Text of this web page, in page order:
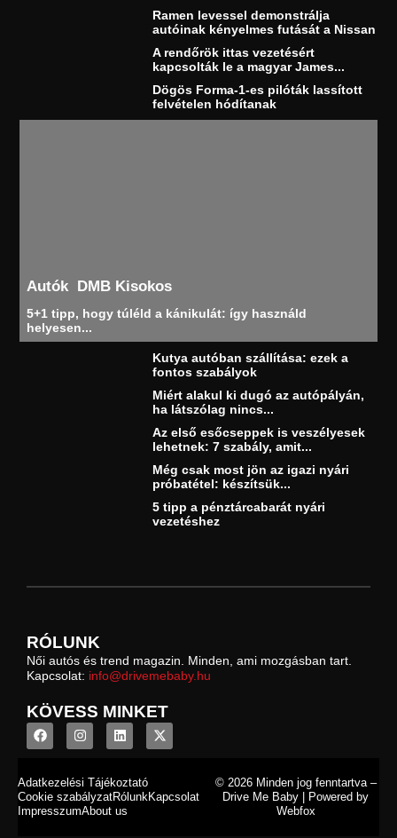
Ramen levessel demonstrálja
autóinak kényelmes futását a Nissan
A rendőrök ittas vezetésért
kapcsolták le a magyar James...
Dögös Forma-1-es pilóták lassított
felvételen hódítanak
Autók DMB Kisokos
5+1 tipp, hogy túléld a kánikulát: így használd
helyesen...
Kutya autóban szállítása: ezek a
fontos szabályok
Miért alakul ki dugó az autópályán,
ha látszólag nincs...
Az első esőcseppek is veszélyesek
lehetnek: 7 szabály, amit...
Még csak most jön az igazi nyári
próbatétel: készítsük...
5 tipp a pénztárcabarát nyári
vezetéshez
RÓLUNK
Női autós és trend magazin. Minden, ami mozgásban tart.
Kapcsolat: info@drivemebaby.hu
KÖVESS MINKET
© 2026 Minden jog fenntartva –
Drive Me Baby | Powered by
Webfox
Adatkezelési Tájékoztató
Cookie szabályzatRólunk Kapcsolat
ImpresszumAbout us